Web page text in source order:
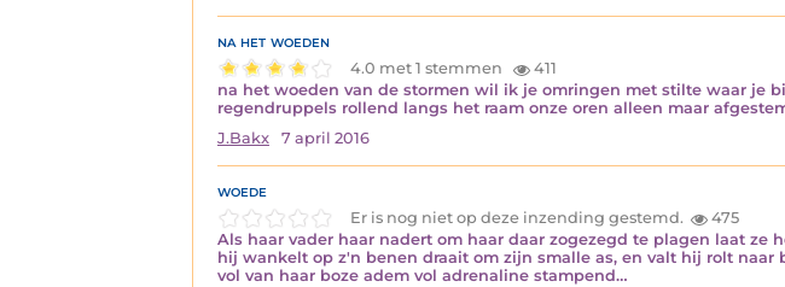
na het woeden
4.0 met 1 stemmen
411
na het woeden van de stormen wil ik je omringen met stilte waar je
regendruppels rollend langs het raam onze oren alleen maar
J.Bakx
7 april 2016
woede
Er is nog niet op deze inzending gestemd.
475
Als haar vader haar nadert om haar daar zogezegd te plagen laat
hij wankelt op z'n benen draait om zijn smalle as, en valt hij rolt
vol van haar boze adem vol adrenaline stampend…